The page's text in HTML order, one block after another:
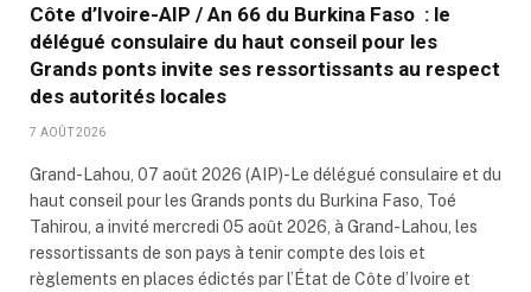
Côte d’Ivoire-AIP / An 66 du Burkina Faso : le
délégué consulaire du haut conseil pour les
Grands ponts invite ses ressortissants au respect
des autorités locales
7 AOÛT 2026
Grand-Lahou, 07 août 2026 (AIP)-Le délégué consulaire et du
haut conseil pour les Grands ponts du Burkina Faso, Toé
Tahirou, a invité mercredi 05 août 2026, à Grand-Lahou, les
ressortissants de son pays à tenir compte des lois et
règlements en places édictés par l’État de Côte d’Ivoire et